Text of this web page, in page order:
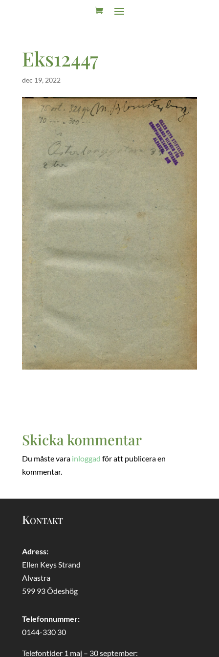
Eks12447
dec 19, 2022
Skicka kommentar
Du måste vara inloggad för att publicera en
kommentar.
Kontakt
Adress:
Ellen Keys Strand
Alvastra
599 93 Ödeshög
Telefonnummer:
0144-330 30
Telefontider 1 maj – 30 september: